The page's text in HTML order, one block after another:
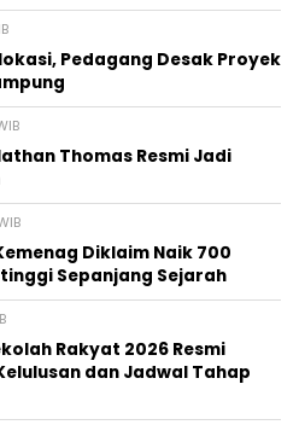
Pedagang Desak Proyek
Thomas Resmi Jadi
Diklaim Naik 700
Sepanjang Sejarah
Rakyat 2026 Resmi
dan Jadwal Tahap